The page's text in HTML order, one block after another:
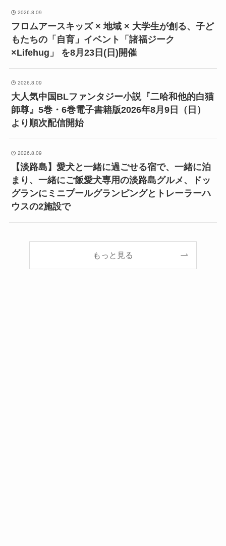
2026.8.09
フロムアースキッズ × 地域 × 大学生が創る、子ど
もたちの「自育」イベント「諸福ジーク
×Lifehug」 を8月23日(日)開催
2026.8.09
大人気中国BLファンタジー小説『二哈和他的白猫
師尊』5巻・6巻電子書籍版2026年8月9日（日）
より順次配信開始
2026.8.09
【淡路島】愛犬と一緒に過ごせる宿で、一緒に泊
まり、一緒にご飯愛犬専用の淡路島グルメ、ドッ
グランにミニプールグランピングとトレーラーハ
ウスの2施設で
もっと見る